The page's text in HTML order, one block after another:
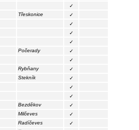
✓
Třeskonice
✓
✓
✓
✓
Počerady
✓
✓
Rybňany
✓
Stekník
✓
✓
✓
Bezděkov
✓
Milčeves
✓
Radíčeves
✓